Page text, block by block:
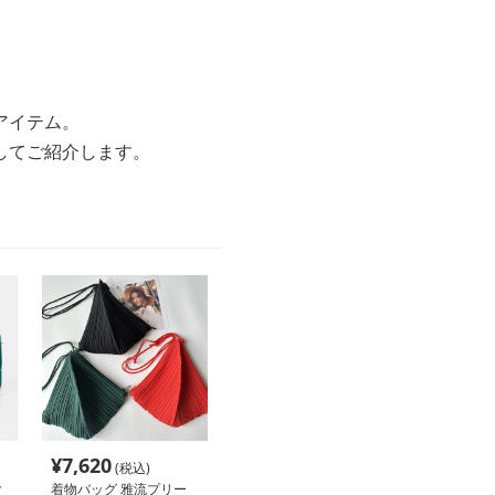
テム。
ご紹介します。
¥7,620(税込)
着物バッグ 雅流プリー